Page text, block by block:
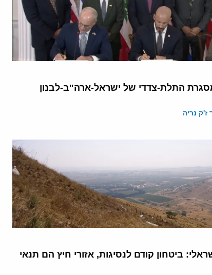
התלת-צדדי של ישראל-ארה"ב-לבנון
נריה
ביטחון קודם לנסיגות, אזורי חיץ הם תנאי